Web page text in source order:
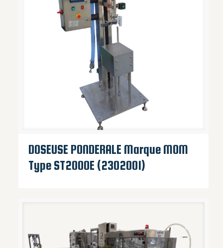
DOSEUSE PONDERALE Marque MOM
Type ST2000E (2302001)